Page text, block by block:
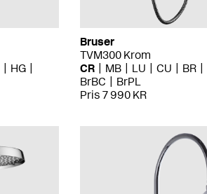
HG
Bruser
TVM300 Krom
CR
MB LU CU BR
BrBC
BrPL
Pris 7 990 KR